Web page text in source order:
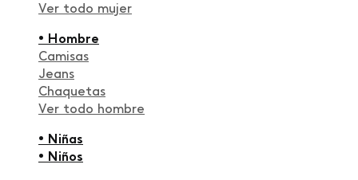
Ver todo mujer
• Hombre
Camisas
Jeans
Chaquetas
Ver todo hombre
• Niñas
• Niños